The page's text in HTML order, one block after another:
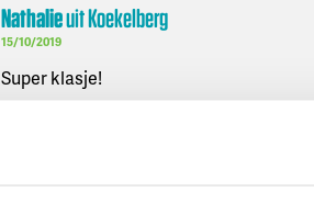
NathalieuitKoekelberg
15/10/2019
Super klasje!
PetrauitLonderzeel